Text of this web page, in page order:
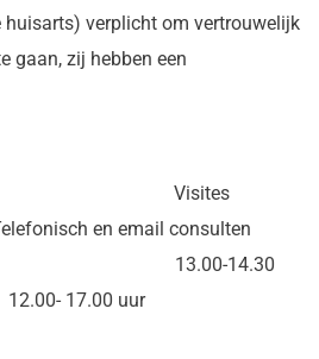
huisarts) verplicht om vertrouwelijk
gaan, zij hebben een
Visites
email consulten
uur 13.00-14.30
uur